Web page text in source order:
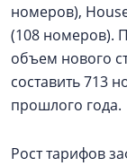
номеров),
(108 номеров).
объем нового
составить 713
прошлого года.
Рост тарифов